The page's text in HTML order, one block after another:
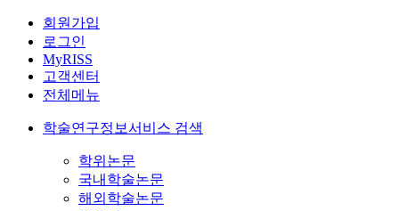
회원가입
로그인
MyRISS
고객센터
전체메뉴
학술연구정보서비스 검색
학위논문
국내학술논문
해외학술논문